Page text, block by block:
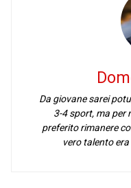
Da giovane sarei
3-4 sport, ma per
preferito rimanere
vero talento